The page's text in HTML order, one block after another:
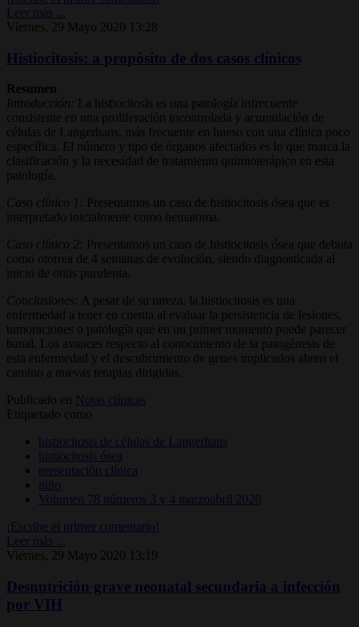
Leer más ...
Viernes, 29 Mayo 2020 13:28
Histiocitosis: a propósito de dos casos clínicos
Resumen
Introducción:
La histiocitosis es una patología infrecuente
consistente en una proliferación incontrolada y acumulación de
células de Langerhans, más frecuente en hueso con una clínica poco
específica. El número y tipo de órganos afectados es lo que marca la
clasificación y la necesidad de tratamiento quimioterápico en esta
patología.
Caso clínico 1:
Presentamos un caso de histiocitosis ósea que es
interpretado inicialmente como hematoma.
Caso clínico 2:
Presentamos un caso de histiocitosis ósea que debuta
como otorrea de 4 semanas de evolución, siendo diagnosticada al
inicio de otitis purulenta.
Conclusiones:
A pesar de su rareza, la histiocitosis es una
enfermedad a tener en cuenta al evaluar la persistencia de lesiones,
tumoraciones o patología que en un primer momento puede parecer
banal. Los avances respecto al conocimiento de la patogénesis de
esta enfermedad y el descubrimiento de genes implicados abren el
camino a nuevas terapias dirigidas.
Publicado en
Notas clínicas
Etiquetado como
histiocitosis de células de Langerhans
histiocitosis ósea
presentación clínica
niño
Volumen 78 números 3 y 4 marzoabril 2020
¡Escribe el primer comentario!
Leer más ...
Viernes, 29 Mayo 2020 13:19
Desnutrición grave neonatal secundaria a infección
por VIH